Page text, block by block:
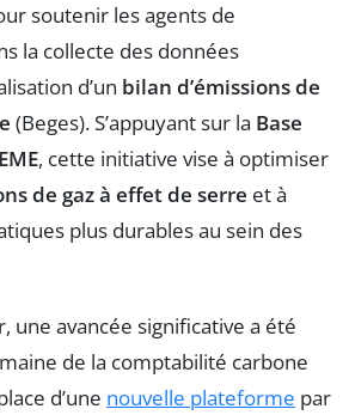
soutenir les agents de
la collecte des données
d’un bilan d’émissions de
(Beges). S’appuyant sur la Base
, cette initiative vise à optimiser
de gaz à effet de serre et à
plus durables au sein des
une avancée significative a été
de la comptabilité carbone
d’une nouvelle plateforme par